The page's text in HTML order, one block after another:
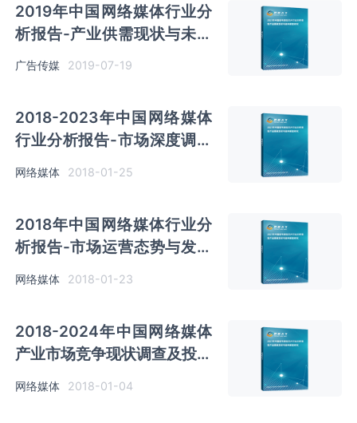
2019年中国网络媒体行业分
析报告-产业供需现状与未来
趋势预测
广告传媒 2019-07-19
2018-2023年中国网络媒体
行业分析报告-市场深度调研
与发展趋势研究
网络媒体 2018-01-25
2018年中国网络媒体行业分
析报告-市场运营态势与发展
前景研究
网络媒体 2018-01-23
2018-2024年中国网络媒体
产业市场竞争现状调查及投资
发展趋势研究报告
网络媒体 2018-01-04